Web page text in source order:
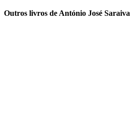
Outros livros de António José Saraiva